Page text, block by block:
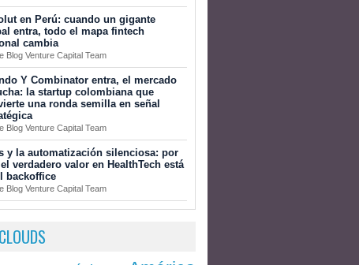
en Perú: cuando un gigante
entra, todo el mapa fintech
cambia
Blog Venture Capital Team
Y Combinator entra, el mercado
la startup colombiana que
una ronda semilla en señal
Blog Venture Capital Team
y la automatización silenciosa: por
verdadero valor en HealthTech está
backoffice
Blog Venture Capital Team